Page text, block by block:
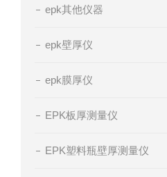
epk其他仪器
epk壁厚仪
epk膜厚仪
EPK板厚测量仪
EPK塑料瓶壁厚测量仪